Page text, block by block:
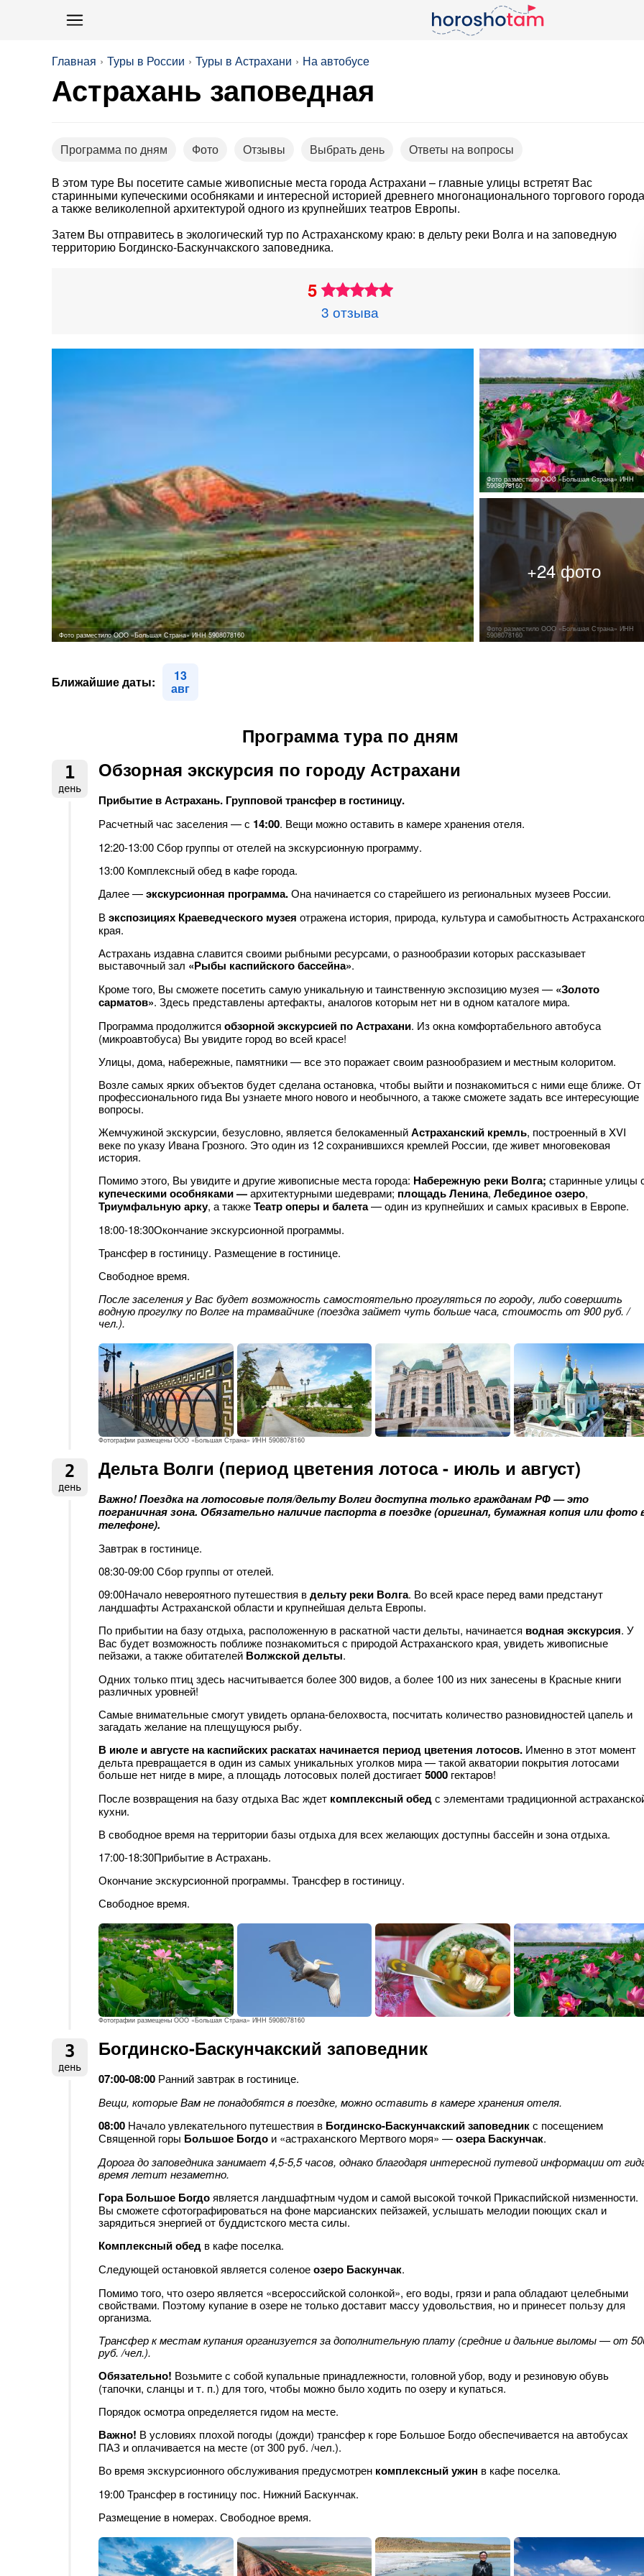
Главная Туры в России Туры в Астрахани На автобусе
Астрахань заповедная
Программа по дням Фото Отзывы Выбрать день
Ответы на вопросы
В этом туре Вы посетите самые живописные места города Астрахани – главные улицы встретят Вас
старинными купеческими особняками и интересной историей древнего многонационального торгового
а также великолепной архитектурой одного из крупнейших театров Европы.
Затем Вы отправитесь в экологический тур по Астраханскому краю: в дельту реки Волга и на заповедную
территорию Богдинско-Баскунчакского заповедника.
5
3 отзыва
Фото разместило ООО «Большая Страна» ИНН 5908078160
Фото разместило ООО «Большая Страна» ИНН
5908078160
Фото разместило ООО «Большая Страна» ИНН
5908078160
Ближайшие даты: 13
авг
Программа тура по дням
1
день
Обзорная экскурсия по городу Астрахани
Прибытие в Астрахань. Групповой трансфер в гостиницу.
Расчетный час заселения — с 14:00. Вещи можно оставить в камере хранения отеля.
12:20-13:00 Сбор группы от отелей на экскурсионную программу.
13:00 Комплексный обед в кафе города.
Далее —экскурсионная программа.Она начинается со старейшего из региональных музеев России.
Вэкспозициях Краеведческого музея отражена история, природа, культура и самобытность Астраханского
края.
Астрахань издавна славится своими рыбными ресурсами, о разнообразии которых рассказывает
выставочный зал «Рыбы каспийского бассейна».
Кроме того, Вы сможете посетить самую уникальную и таинственную экспозицию музея — «Золото
сарматов». Здесь представлены артефакты, аналогов которым нет ни в одном каталоге мира.
Программа продолжится обзорной экскурсией по Астрахани. Из окна комфортабельного автобуса
(микроавтобуса) Вы увидите город во всей красе!
Улицы, дома, набережные, памятники — все это поражает своим разнообразием и местным колоритом.
Возле самых ярких объектов будет сделана остановка, чтобы выйти и познакомиться с ними еще ближе. От
профессионального гида Вы узнаете много нового и необычного, а также сможете задать все интересующие
вопросы.
Жемчужиной экскурсии, безусловно, является белокаменныйАстраханский кремль, построенный в XVI
веке по указу Ивана Грозного. Это один из 12 сохранившихся кремлей России, где живет многовековая
история.
Помимо этого, Вы увидите и другие живописные места города: Набережную реки Волга; старинные улицы
купеческими особняками —архитектурными шедеврами; площадь Ленина, Лебединое озеро,
Триумфальную арку, а такжеТеатр оперы и балета— один из крупнейших и самых красивых в Европе.
18:00-18:30Окончание экскурсионной программы.
Трансфер в гостиницу. Размещение в гостинице.
Свободное время.
После заселения у Вас будет возможность самостоятельно прогуляться по городу, либо совершить
водную прогулку по Волге на трамвайчике (поездка займет чуть больше часа, стоимость от 900 руб. /
чел.).
Фотографии размещены ООО «Большая Страна» ИНН 5908078160
2
день
Дельта Волги (период цветения лотоса - июль и август)
Важно! Поездка на лотосовые поля/дельту Волги доступна только гражданам РФ — это
пограничная зона. Обязательно наличие паспорта в поездке (оригинал, бумажная копия или фото
телефоне).
Завтрак в гостинице.
08:30-09:00 Сбор группы от отелей.
09:00Начало невероятного путешествия вдельту реки Волга. Во всей красе перед вами предстанут
ландшафты Астраханской области и крупнейшая дельта Европы.
По прибытии на базу отдыха, расположенную в раскатной части дельты, начинается водная экскурсия. У
Вас будет возможность поближе познакомиться с природой Астраханского края, увидеть живописные
пейзажи, а также обитателей Волжской дельты.
Одних только птиц здесь насчитывается более 300 видов, а более 100 из них занесены в Красные книги
различных уровней!
Самые внимательные смогут увидеть орлана-белохвоста, посчитать количество разновидностей цапель и
загадать желание на плещущуюся рыбу.
В июле и августе на каспийских раскатах начинается период цветения лотосов. Именно в этот момент
дельта превращается в один из самых уникальных уголков мира — такой акватории покрытия лотосами
больше нет нигде в мире, а площадь лотосовых полей достигает5000 гектаров!
После возвращения на базу отдыха Вас ждет комплексный обедс элементами традиционной
кухни.
В свободное время на территории базы отдыха для всех желающих доступны бассейн и зона отдыха.
17:00-18:30Прибытие в Астрахань.
Окончание экскурсионной программы. Трансфер в гостиницу.
Свободное время.
Фотографии размещены ООО «Большая Страна» ИНН 5908078160
3
день
Богдинско-Баскунчакский заповедник
07:00-08:00 Ранний завтрак в гостинице.
Вещи, которые Вам не понадобятся в поездке, можно оставить в камере хранения отеля.
08:00 Начало увлекательного путешествия в Богдинско-Баскунчакский заповедникс посещением
Священной горы Большое Богдо и «астраханского Мертвого моря» —озера Баскунчак.
Дорога до заповедника занимает 4,5-5,5 часов, однако благодаря интересной путевой информации от
время летит незаметно.
Гора Большое Богдоявляется ландшафтным чудом и самой высокой точкой Прикаспийской низменности.
Вы сможете сфотографироваться на фоне марсианских пейзажей, услышать мелодии поющих скал и
зарядиться энергией от буддистского места силы.
Комплексный обед в кафе поселка.
Следующей остановкой является соленоеозеро Баскунчак.
Помимо того, что озеро является «всероссийской солонкой», его воды, грязи и рапа обладают целебными
свойствами. Поэтому купание в озере не только доставит массу удовольствия, но и принесет пользу для
организма.
Трансфер к местам купания организуется за дополнительную плату (средние и дальние выломы — от
руб. /чел.).
Обязательно! Возьмите с собой купальные принадлежности, головной убор, воду и резиновую обувь
(тапочки, сланцы и т. п.) для того, чтобы можно было ходить по озеру и купаться.
Порядок осмотра определяется гидом на месте.
Важно! В условиях плохой погоды (дожди) трансфер к горе Большое Богдо обеспечивается на автобусах
ПАЗ и оплачивается на месте (от 300 руб. /чел.).
Во время экскурсионного обслуживания предусмотрен комплексный ужин в кафе поселка.
19:00 Трансфер в гостиницу пос. Нижний Баскунчак.
Размещение в номерах. Свободное время.